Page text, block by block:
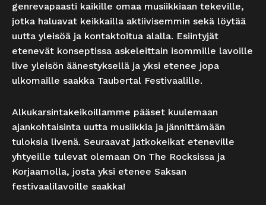
genrevapaasti kaikille omaa musiikkiaan tekeville,
jotka haluavat keikkailla aktiivisemmin sekä löytää
uutta yleisöä ja kontaktoitua alalla. Esiintyjät
etenevät konseptissa askeleittain isommille lavoille
live yleisön äänestyksellä ja yksi etenee jopa
ulkomaille saakka Taubertal Festivaalille.
Alkukarsintakeikoillamme pääset kuulemaan
ajankohtaisinta uutta musiikkia ja jännittämään
tuloksia livenä. Seuraavat jatkokeikat eteneville
yhtyeille tulevat olemaan On The Rocksissa ja
Korjaamolla, josta yksi etenee Saksan
festivaalilavoille saakka!